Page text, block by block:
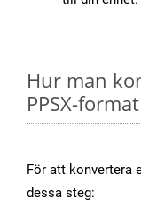
Hur man
PPSX-format
För att konvertera
dessa steg: